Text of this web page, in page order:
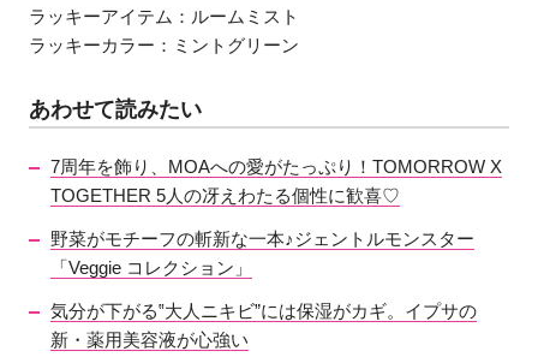
ラッキーアイテム：ルームミスト
ラッキーカラー：ミントグリーン
あわせて読みたい
7周年を飾り、MOAへの愛がたっぷり！TOMORROW X
TOGETHER 5人の冴えわたる個性に歓喜♡
野菜がモチーフの斬新な一本♪ジェントルモンスター
「Veggie コレクション」
気分が下がる‟大人ニキビ”には保湿がカギ。イプサの
新・薬用美容液が心強い